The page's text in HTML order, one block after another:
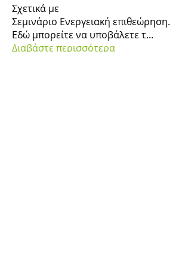
Σχετικά με
Σεμινάριο Ενεργειακή επιθεώρηση.
Εδώ μπορείτε να υποβάλετε τ...
Διαβάστε περισσότερα